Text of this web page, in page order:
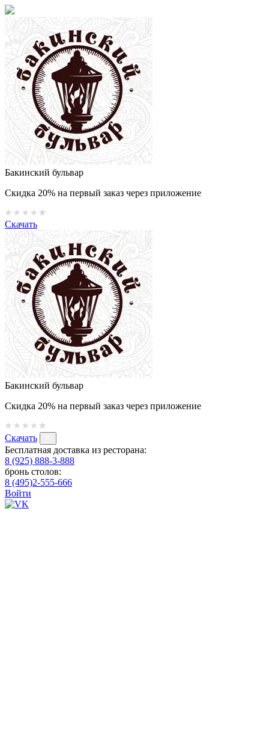
Бакинский бульвар
Скидка 20% на первый заказ через приложение
Скачать
Бакинский бульвар
Скидка 20% на первый заказ через приложение
Скачать
Бесплатная доставка из ресторана:
8 (925) 888-3-888
бронь столов:
8 (495)2-555-666
Войти